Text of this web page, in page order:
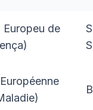
Europeu de